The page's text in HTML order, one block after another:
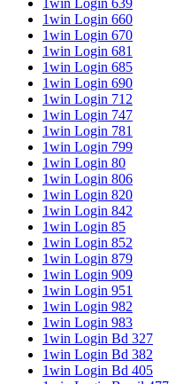
1win Login 639
1win Login 660
1win Login 670
1win Login 681
1win Login 685
1win Login 690
1win Login 712
1win Login 747
1win Login 781
1win Login 799
1win Login 80
1win Login 806
1win Login 820
1win Login 842
1win Login 85
1win Login 852
1win Login 879
1win Login 909
1win Login 951
1win Login 982
1win Login 983
1win Login Bd 327
1win Login Bd 382
1win Login Bd 405